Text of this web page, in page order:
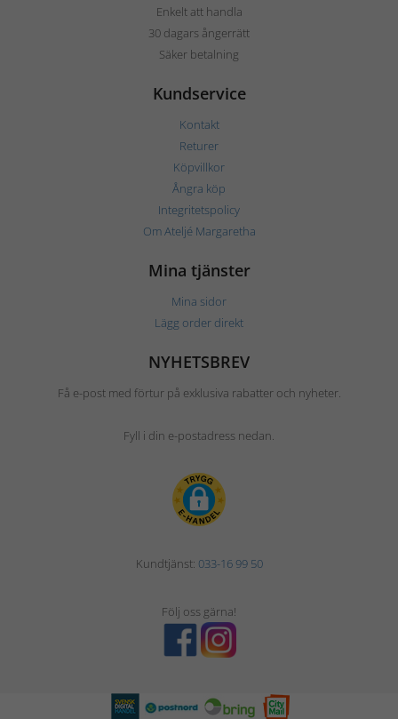
Enkelt att handla
30 dagars ångerrätt
Säker betalning
Kundservice
Kontakt
Returer
Köpvillkor
Ångra köp
Integritetspolicy
Om Ateljé Margaretha
Mina tjänster
Mina sidor
Lägg order direkt
NYHETSBREV
Få e-post med förtur på exklusiva rabatter och nyheter.
Fyll i din e-postadress nedan.
Kundtjänst: 033-16 99 50
Följ oss gärna!